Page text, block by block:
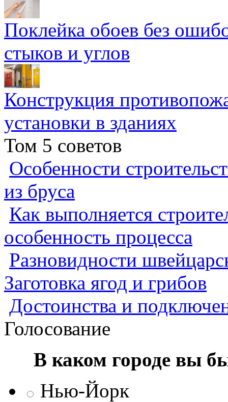
Поклейка обоев без
стыков и углов
Конструкция
установки в зданиях
Том 5 советов
Особенности
из бруса
Как выполняется
особенность процесса
Разновидности
Заготовка ягод и грибов
Достоинства и
Голосование
В каком городе вы
Нью-Йорк